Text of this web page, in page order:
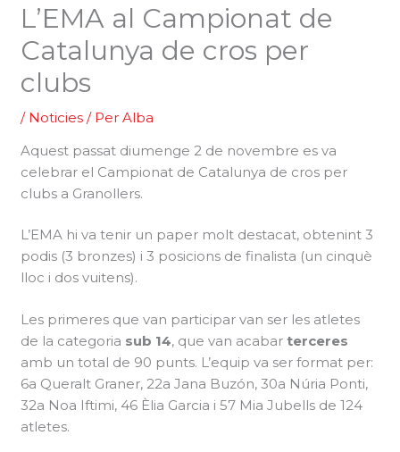
L’EMA al Campionat de
Catalunya de cros per
clubs
/ Noticies / Per Alba
Aquest passat diumenge 2 de novembre es va
celebrar el Campionat de Catalunya de cros per
clubs a Granollers.
L’EMA hi va tenir un paper molt destacat, obtenint 3
podis (3 bronzes) i 3 posicions de finalista (un cinquè
lloc i dos vuitens).
Les primeres que van participar van ser les atletes
de la categoria sub 14, que van acabar terceres
amb un total de 90 punts. L’equip va ser format per:
6a Queralt Graner, 22a Jana Buzón, 30a Núria Ponti,
32a Noa Iftimi, 46 Èlia Garcia i 57 Mia Jubells de 124
atletes.